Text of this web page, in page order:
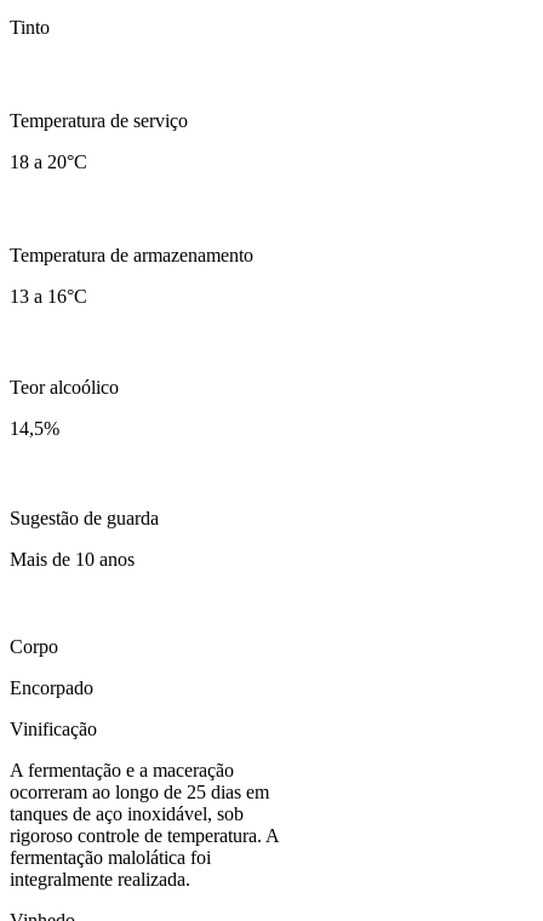
Tinto
Temperatura de serviço
18 a 20°C
Temperatura de armazenamento
13 a 16°C
Teor alcoólico
14,5%
Sugestão de guarda
Mais de 10 anos
Corpo
Encorpado
Vinificação
A fermentação e a maceração
ocorreram ao longo de 25 dias em
tanques de aço inoxidável, sob
rigoroso controle de temperatura. A
fermentação malolática foi
integralmente realizada.